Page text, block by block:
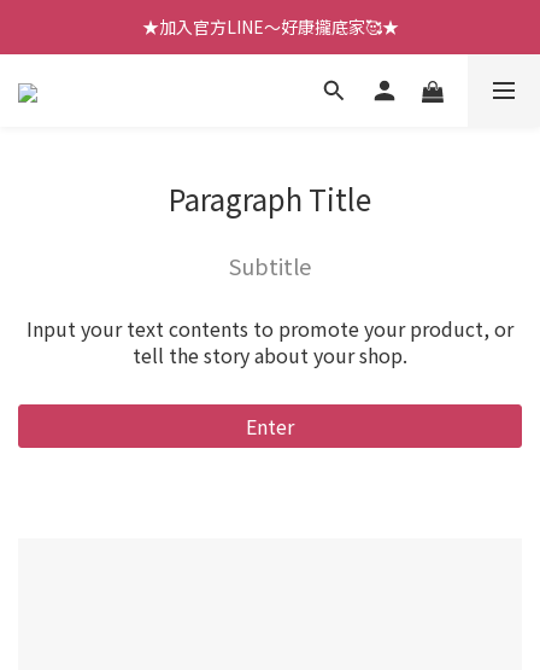
【七月新品】上架了!! 限時折扣優惠😍
★加入官方LINE～好康攏底家🥰★
【七月新品】上架了!! 限時折扣優惠😍
Paragraph Title
Subtitle
Input your text contents to promote your product, or
tell the story about your shop.
Enter